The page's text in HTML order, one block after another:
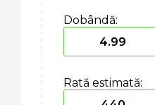
Dobândă:
Rată estimată: